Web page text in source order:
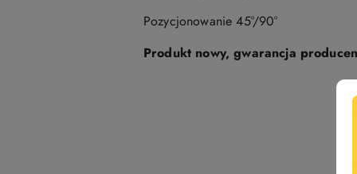
Pozycjonowanie 45°/90°
Produkt nowy, gwarancja